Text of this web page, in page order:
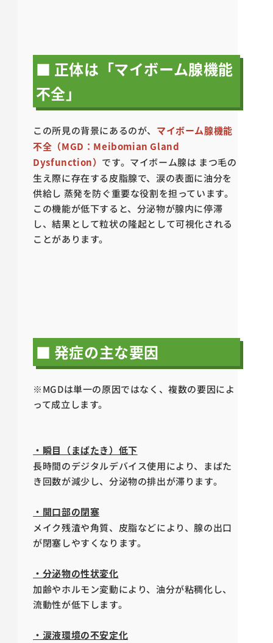
■ 正体は「マイボーム腺機能
不全」
この所見の背景にあるのが、 マイボーム腺機能
不全（MGD：Meibomian Gland
Dysfunction） です。マイボーム腺は まつ毛の
生え際に存在する皮脂腺で、涙の表面に油分を
供給し 蒸発を防ぐ重要な役割を担っています。
この機能が低下すると、分泌物が腺内に停滞
し、結果として粒状の隆起として可視化される
ことがあります。
■ 発症の主な要因
※MGDは単一の原因ではなく、複数の要因によ
って成立します。
・瞬目（まばたき）低下
長時間のデジタルデバイス使用により、まばた
き回数が減少し、分泌物の排出が滞ります。
・開口部の閉塞
メイク残渣や角質、皮脂などにより、腺の出口
が閉塞しやすくなります。
・分泌物の性状変化
加齢やホルモン変動により、油分が粘稠化し、
流動性が低下します。
・涙液環境の不安定化